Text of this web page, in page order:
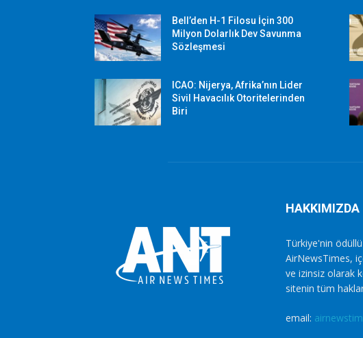
Bell’den H-1 Filosu İçin 300
Milyon Dolarlık Dev Savunma
Sözleşmesi
ICAO: Nijerya, Afrika’nın Lider
Sivil Havacılık Otoritelerinden
Biri
HAKKIMIZDA
Türkiye'nin
AirNewsTimes,
ve izinsiz olarak
sitenin tüm
email: